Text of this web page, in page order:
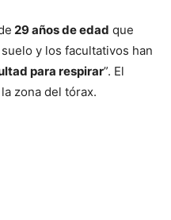
29 años de edad que
y los facultativos han
para respirar”. El
zona del tórax.